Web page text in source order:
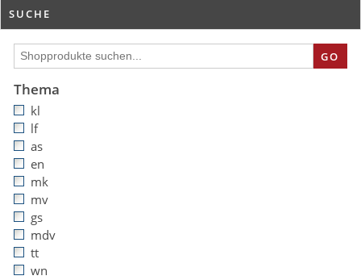
SUCHE
GO
Thema
kl
lf
as
en
mk
mv
gs
mdv
tt
wn